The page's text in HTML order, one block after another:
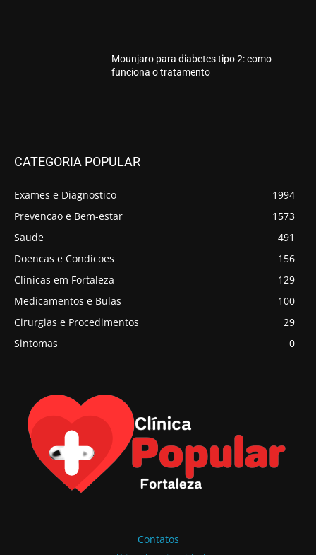
Mounjaro para diabetes tipo 2: como
funciona o tratamento
CATEGORIA POPULAR
Exames e Diagnostico
1994
Prevencao e Bem-estar
1573
Saude
491
Doencas e Condicoes
156
Clinicas em Fortaleza
129
Medicamentos e Bulas
100
Cirurgias e Procedimentos
29
Sintomas
0
Contatos